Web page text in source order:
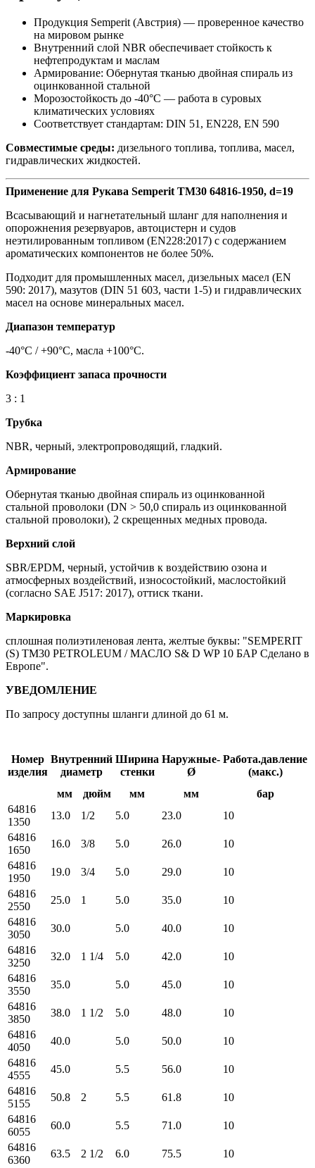
Продукция Semperit (Австрия) — проверенное качество
на мировом рынке
Внутренний слой NBR обеспечивает стойкость к
нефтепродуктам и маслам
Армирование: Обернутая тканью двойная спираль из
оцинкованной стальной
Морозостойкость до -40°C — работа в суровых
климатических условиях
Соответствует стандартам: DIN 51, EN228, EN 590
Совместимые среды: дизельного топлива, топлива, масел,
гидравлических жидкостей.
Применение для Рукава Semperit TM30 64816-1950, d=19
Всасывающий и нагнетательный шланг для наполнения и
опорожнения резервуаров, автоцистерн и судов
неэтилированным топливом (EN228:2017) с содержанием
ароматических компонентов не более 50%.
Подходит для промышленных масел, дизельных масел (EN
590: 2017), мазутов (DIN 51 603, части 1-5) и гидравлических
масел на основе минеральных масел.
Диапазон температур
-40°C / +90°C, масла +100°C.
Коэффициент запаса прочности
3 : 1
Трубка
NBR, черный, электропроводящий, гладкий.
Армирование
Обернутая тканью двойная спираль из оцинкованной
стальной проволоки (DN > 50,0 спираль из оцинкованной
стальной проволоки), 2 скрещенных медных провода.
Верхний слой
SBR/EPDM, черный, устойчив к воздействию озона и
атмосферных воздействий, износостойкий, маслостойкий
(согласно SAE J517: 2017), оттиск ткани.
Маркировка
сплошная полиэтиленовая лента, желтые буквы: "SEMPERIT
(S) TM30 PETROLEUM / МАСЛО S& D WP 10 БАР Сделано в
Европе".
УВЕДОМЛЕНИЕ
По запросу доступны шланги длиной до 61 м.
Номер
изделия
Внутренний
диаметр
Ширина
стенки
Наружные-
Ø
Работа.давление
(макс.)
мм дюйм мм мм
бар
64816
1350
13.0 1/2 5.0 23.0 10
64816
1650
16.0 3/8 5.0 26.0 10
64816
1950
19.0 3/4 5.0 29.0 10
64816
2550
25.0 1 5.0 35.0 10
64816
3050
30.0 5.0 40.0 10
64816
3250
32.0 1 1/4 5.0 42.0 10
64816
3550
35.0 5.0 45.0 10
64816
3850
38.0 1 1/2 5.0 48.0 10
64816
4050
40.0 5.0 50.0 10
64816
4555
45.0 5.5 56.0 10
64816
5155
50.8 2 5.5 61.8 10
64816
6055
60.0 5.5 71.0 10
64816
6360
63.5 2 1/2 6.0 75.5 10